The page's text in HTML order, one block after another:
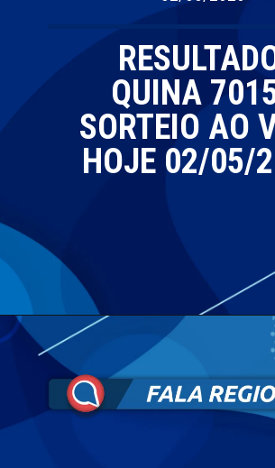
QUINA
SORTEIO AO
HOJE 02/05/